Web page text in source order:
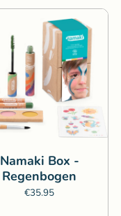
Namaki Box -
Regenbogen
€35.95